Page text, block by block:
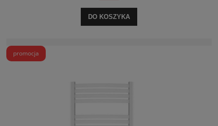
DO KOSZYKA
promocja